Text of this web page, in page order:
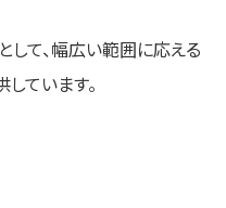
て、幅広い範囲に応える
ています。